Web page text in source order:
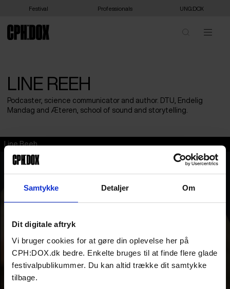
Samtykke Detaljer Om
Dit digitale aftryk
Vi bruger cookies for at gøre din oplevelse her på
CPH:DOX.dk bedre. Enkelte bruges til at finde flere glade
festivalpublikummer. Du kan altid trække dit samtykke
tilbage.
Festival Professionals UNG:DOX
LINE REEH
Podcaster, science communicator and author. DTU, Endelig
Mandag and Æteren, school of sound and storytelling.
Line Reeh